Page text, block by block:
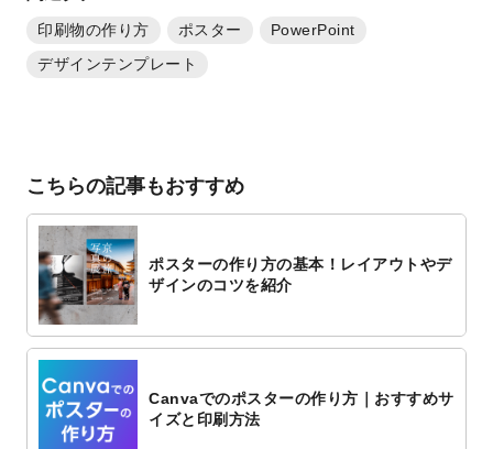
印刷物の作り方 ポスター
PowerPoint
デザインテンプレート
こちらの記事もおすすめ
ポスターの作り方の基本！レイアウトやデ
ザインのコツを紹介
Canvaでのポスターの作り方｜おすすめサ
イズと印刷方法